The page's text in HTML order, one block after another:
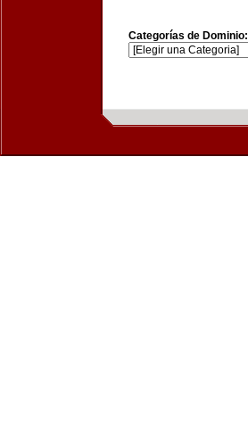
Categorías de Dominio: